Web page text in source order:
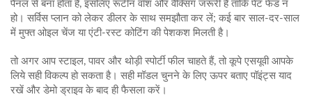
पैनल से बना होता है, इसलिए रूटीन वॉश और वैक्सिंग जरूरी है ताकि पेंट फेड न
हो। सर्विस प्लान को लेकर डीलर के साथ समझौता कर लें; कई बार साल‑दर-साल
में मुफ्त ओइल चेंज या एंटी‑रस्ट कोटिंग की पेशकश मिलती है।
तो अगर आप स्टाइल, पावर और थोड़ी स्पोर्टी फील चाहते हैं, तो कूपे एसयूवी आपके
लिये सही विकल्प हो सकता है। सही मॉडल चुनने के लिए ऊपर बताए पॉइंट्स याद
रखें और डेमो ड्राइव के बाद ही फैसला करें।